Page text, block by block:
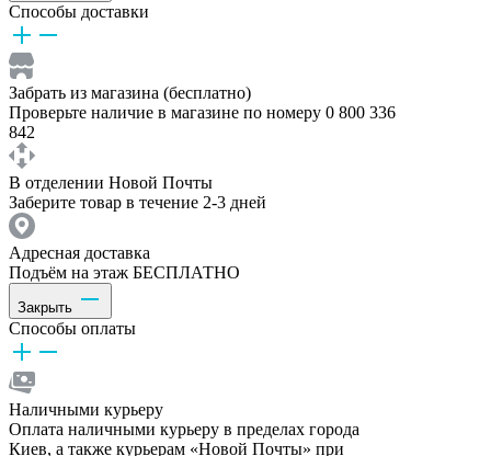
Способы доставки
Забрать из магазина (бесплатно)
Проверьте наличие в магазине по номеру 0 800 336
842
В отделении Новой Почты
Заберите товар в течение 2-3 дней
Адресная доставка
Подъём на этаж БЕСПЛАТНО
Закрыть
Способы оплаты
Наличными курьеру
Оплата наличными курьеру в пределах города
Киев, а также курьерам «Новой Почты» при